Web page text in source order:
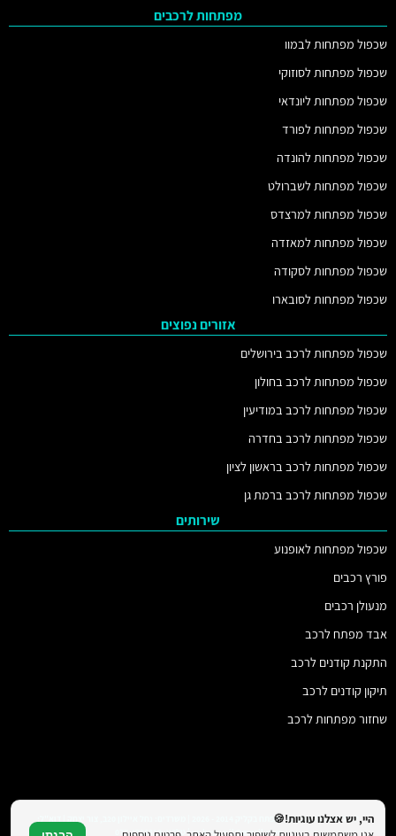
מפתחות לרכבים
שכפול מפתחות לבמוו
שכפול מפתחות לסוזוקי
שכפול מפתחות ליונדאי
שכפול מפתחות לפורד
שכפול מפתחות להונדה
שכפול מפתחות לשברולט
שכפול מפתחות למרצדס
שכפול מפתחות למאזדה
שכפול מפתחות לסקודה
שכפול מפתחות לסובארו
אזורים נפוצים
שכפול מפתחות לרכב בירושלים
שכפול מפתחות לרכב בחולון
שכפול מפתחות לרכב במודיעין
שכפול מפתחות לרכב בחדרה
שכפול מפתחות לרכב בראשון לציון
שכפול מפתחות לרכב ברמת גן
שירותים
שכפול מפתחות לאופנוע
פורץ רכבים
מנעולן רכבים
אבד מפתח לרכב
התקנת קודנים לרכב
תיקון קודנים לרכב
שחזור מפתחות לרכב
vs.key.co.il@gmail.com | טלפון: 077-4706319
היי, יש אצלנו עוגיות!🍪